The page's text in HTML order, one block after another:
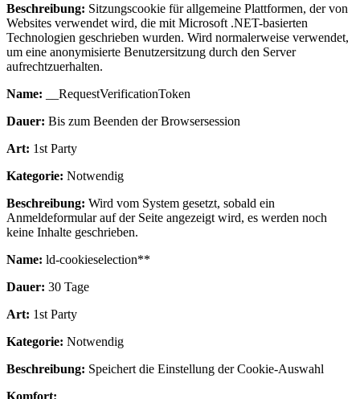
Beschreibung: Sitzungscookie für allgemeine Plattformen, der von
Websites verwendet wird, die mit Microsoft .NET-basierten
Technologien geschrieben wurden. Wird normalerweise verwendet,
um eine anonymisierte Benutzersitzung durch den Server
aufrechtzuerhalten.
Name: __RequestVerificationToken
Dauer: Bis zum Beenden der Browsersession
Art: 1st Party
Kategorie: Notwendig
Beschreibung: Wird vom System gesetzt, sobald ein
Anmeldeformular auf der Seite angezeigt wird, es werden noch
keine Inhalte geschrieben.
Name: ld-cookieselection**
Dauer: 30 Tage
Art: 1st Party
Kategorie: Notwendig
Beschreibung: Speichert die Einstellung der Cookie-Auswahl
Komfort: